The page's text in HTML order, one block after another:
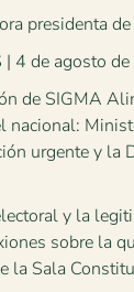
presidenta
| 4 de agosto
de SIGMA
nacional:
urgente y la
y la
sobre la
la Sala